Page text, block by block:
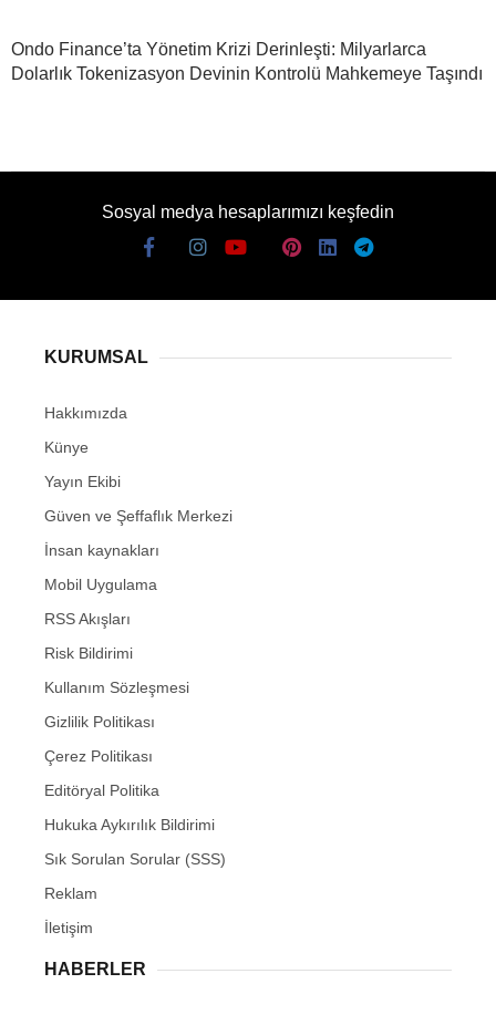
Ondo Finance’ta Yönetim Krizi Derinleşti: Milyarlarca
Dolarlık Tokenizasyon Devinin Kontrolü Mahkemeye Taşındı
Sosyal medya hesaplarımızı keşfedin
KURUMSAL
Hakkımızda
Künye
Yayın Ekibi
Güven ve Şeffaflık Merkezi
İnsan kaynakları
Mobil Uygulama
RSS Akışları
Risk Bildirimi
Kullanım Sözleşmesi
Gizlilik Politikası
Çerez Politikası
Editöryal Politika
Hukuka Aykırılık Bildirimi
Sık Sorulan Sorular (SSS)
Reklam
İletişim
HABERLER